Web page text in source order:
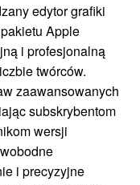
edytor grafiki
Apple
i profesjonalną
twórców.
zaawansowanych
subskrybentom
wersji
i precyzyjne